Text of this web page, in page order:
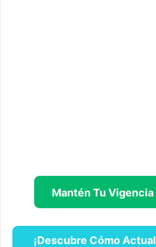
Mantén Tu Vigencia
¡Descubre Cómo